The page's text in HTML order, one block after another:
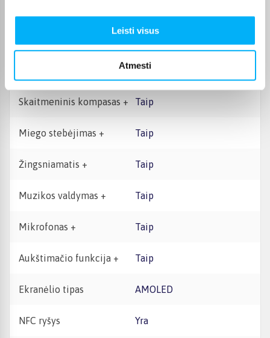
Leisti visus
Atmesti
Taip
Taip
Skaitmeninis kompasas + Taip
Miego stebėjimas + Taip
Žingsniamatis + Taip
Muzikos valdymas + Taip
Mikrofonas + Taip
Aukštimačio funkcija + Taip
Ekranėlio tipas AMOLED
NFC ryšys Yra